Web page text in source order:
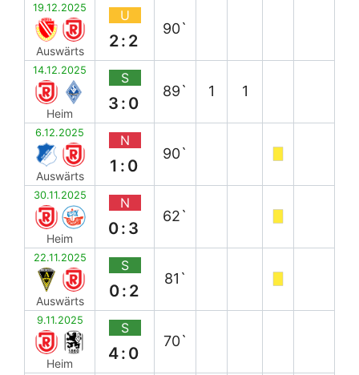
19.12.2025
Auswärts
U
2:2
90`
14.12.2025
Heim
S
3:0
89` 1 1
6.12.2025
Auswärts
N
1:0
90`
30.11.2025
Heim
N
0:3
62`
22.11.2025
Auswärts
S
0:2
81`
9.11.2025
Heim
S
4:0
70`